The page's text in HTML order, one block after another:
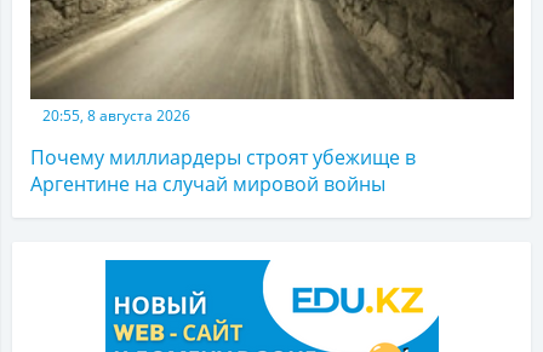
20:55, 8 августа 2026
Почему миллиардеры строят убежище в
Аргентине на случай мировой войны